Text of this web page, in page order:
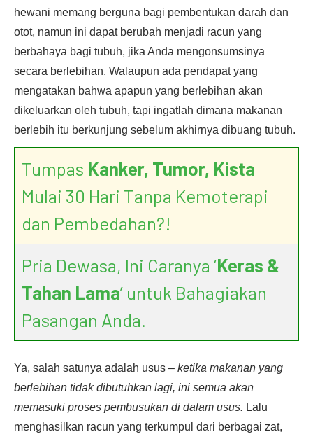
hewani memang berguna bagi pembentukan darah dan
otot, namun ini dapat berubah menjadi racun yang
berbahaya bagi tubuh, jika Anda mengonsumsinya
secara berlebihan. Walaupun ada pendapat yang
mengatakan bahwa apapun yang berlebihan akan
dikeluarkan oleh tubuh, tapi ingatlah dimana makanan
berlebih itu berkunjung sebelum akhirnya dibuang tubuh.
Tumpas Kanker, Tumor, Kista
Mulai 30 Hari Tanpa Kemoterapi
dan Pembedahan?!
Pria Dewasa, Ini Caranya ‘Keras &
Tahan Lama’ untuk Bahagiakan
Pasangan Anda.
Ya, salah satunya adalah usus – ketika makanan yang
berlebihan tidak dibutuhkan lagi, ini semua akan
memasuki proses pembusukan di dalam usus. Lalu
menghasilkan racun yang terkumpul dari berbagai zat,